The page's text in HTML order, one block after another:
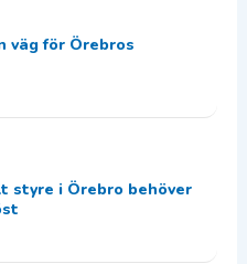
väg för Örebros
styre i Örebro behöver